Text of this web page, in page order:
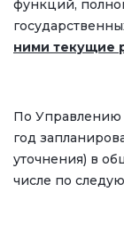
функций,
ними текущие
По Управлению
год
уточнения) в
числе по